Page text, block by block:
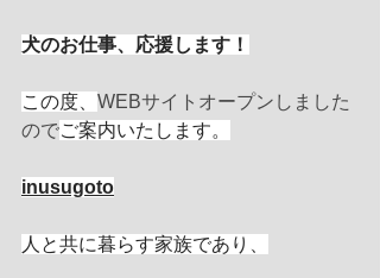
犬のお仕事、応援します！
この度、 WEBサイトオープンしました
のでご案内いたします。
inusugoto
人と共に暮らす家族であり、